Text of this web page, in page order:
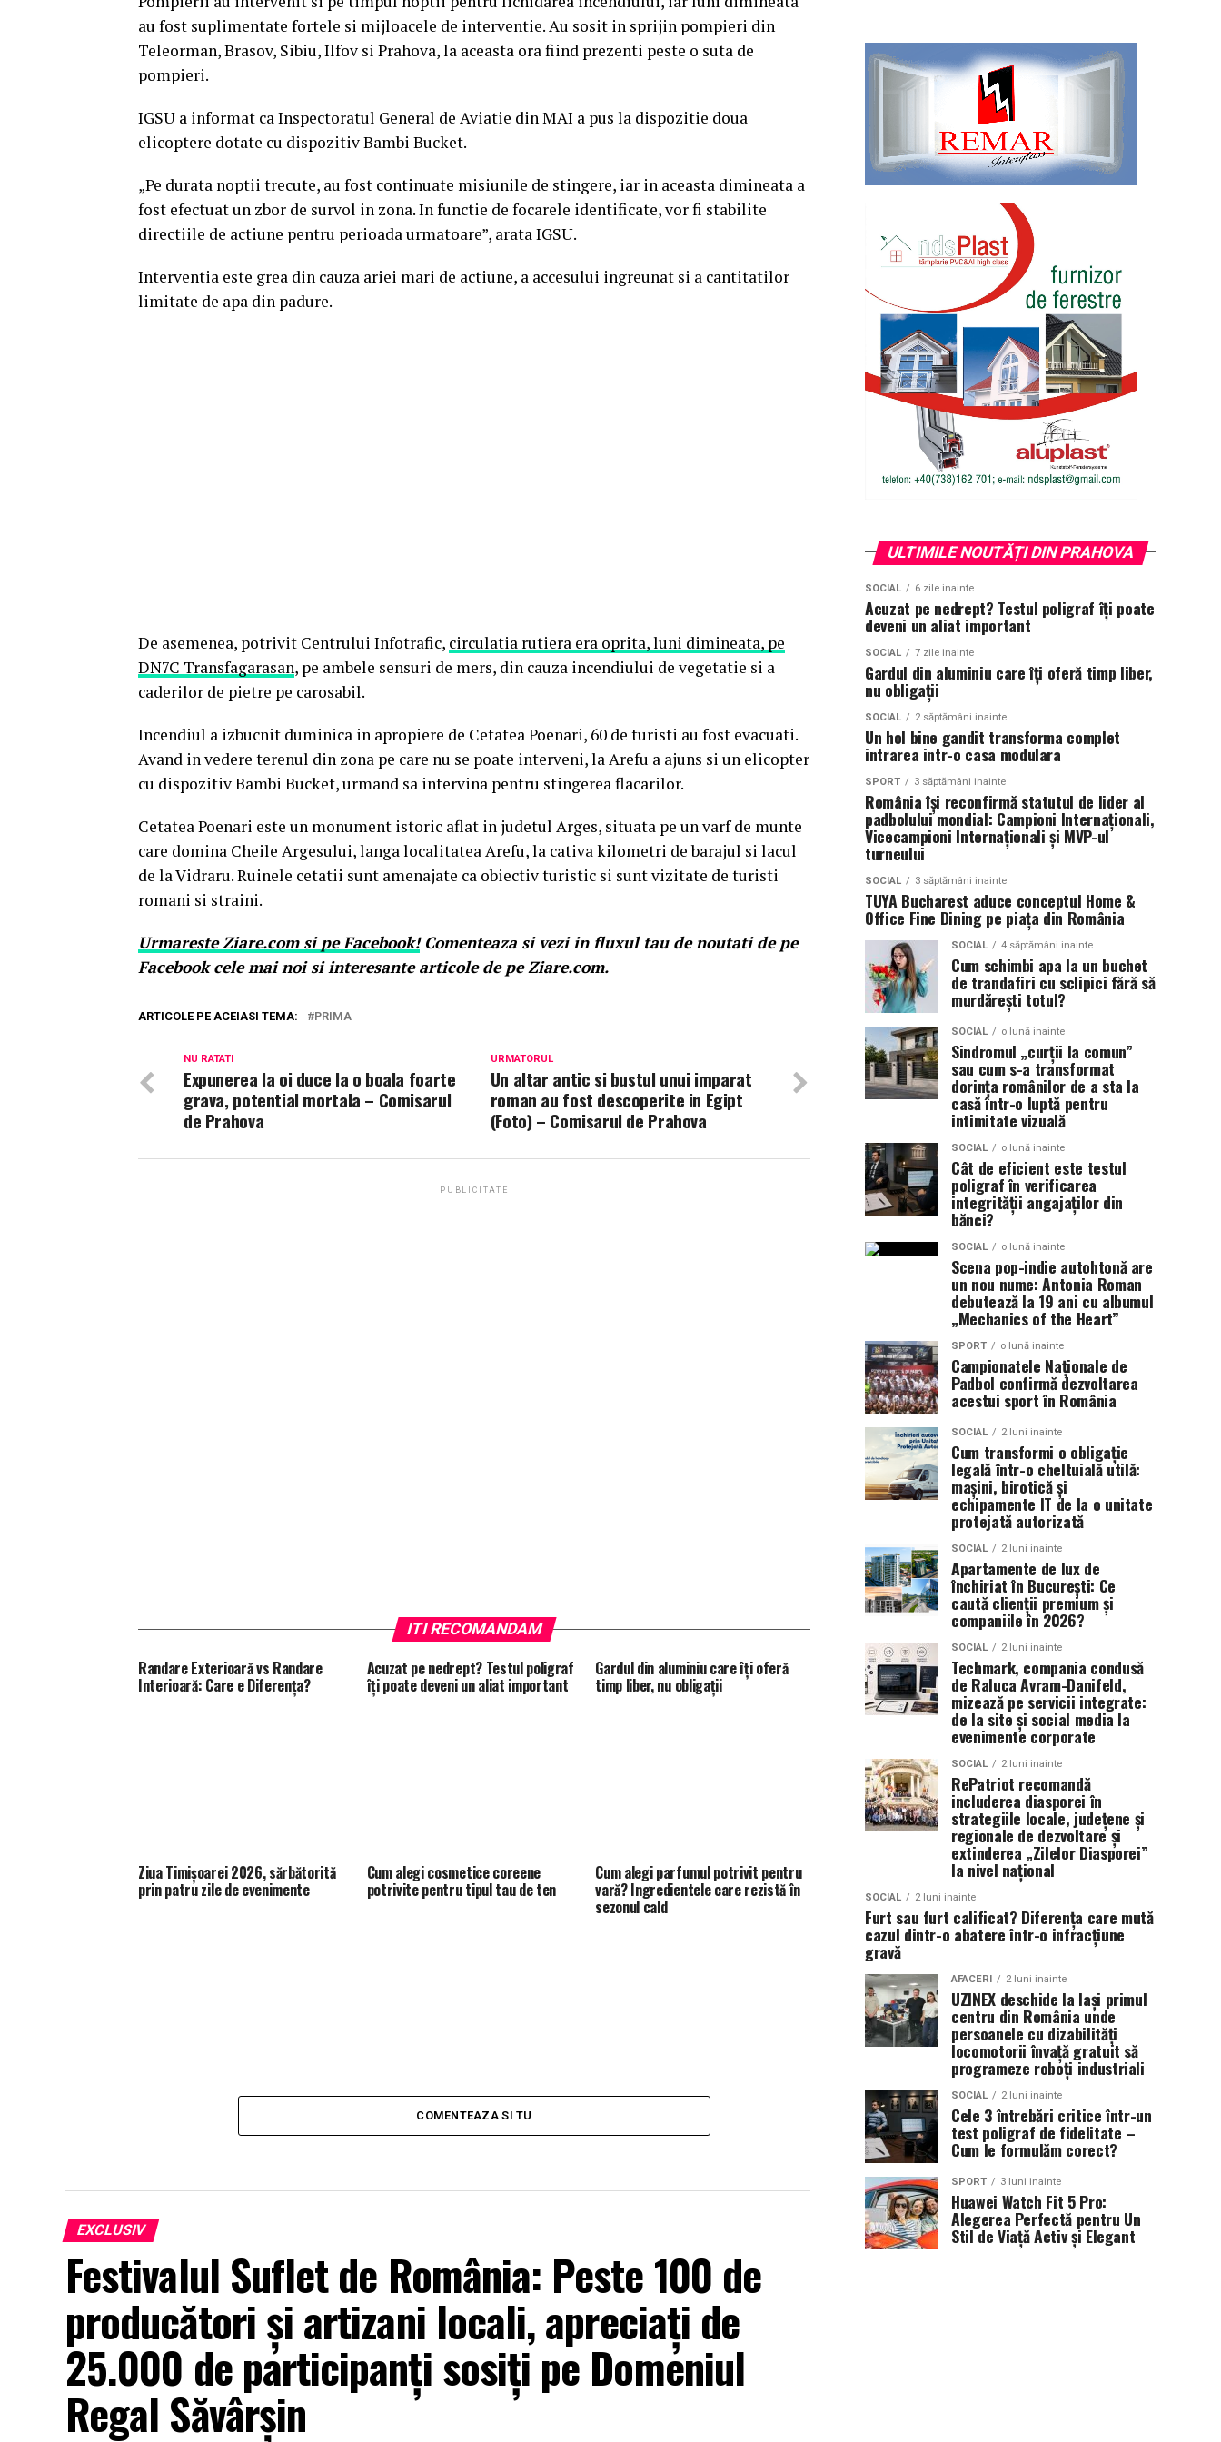
au fost suplimentate fortele si mijloacele de interventie. Au sosit in sprijin pompieri din
Teleorman, Brasov, Sibiu, Ilfov si Prahova, la aceasta ora fiind prezenti peste o suta de
pompieri.
IGSU a informat ca Inspectoratul General de Aviatie din MAI a pus la dispozitie doua
elicoptere dotate cu dispozitiv Bambi Bucket.
„Pe durata noptii trecute, au fost continuate misiunile de stingere, iar in aceasta dimineata a
fost efectuat un zbor de survol in zona. In functie de focarele identificate, vor fi stabilite
directiile de actiune pentru perioada urmatoare”, arata IGSU.
Interventia este grea din cauza ariei mari de actiune, a accesului ingreunat si a cantitatilor
limitate de apa din padure.
De asemenea, potrivit Centrului Infotrafic, circulatia rutiera era oprita, luni dimineata, pe
DN7C Transfagarasan, pe ambele sensuri de mers, din cauza incendiului de vegetatie si a
caderilor de pietre pe carosabil.
Incendiul a izbucnit duminica in apropiere de Cetatea Poenari, 60 de turisti au fost evacuati.
Avand in vedere terenul din zona pe care nu se poate interveni, la Arefu a ajuns si un elicopter
cu dispozitiv Bambi Bucket, urmand sa intervina pentru stingerea flacarilor.
Cetatea Poenari este un monument istoric aflat in judetul Arges, situata pe un varf de munte
care domina Cheile Argesului, langa localitatea Arefu, la cativa kilometri de barajul si lacul
de la Vidraru. Ruinele cetatii sunt amenajate ca obiectiv turistic si sunt vizitate de turisti
romani si straini.
UrmaresteZiare.comsi pe Facebook!Comenteaza si vezi in fluxul tau de noutati de pe
Facebook cele mai noi si interesante articole de pe Ziare.com.
ARTICOLE PE ACEIASI TEMA: PRIMA
URMATORUL
Un altar antic si bustul unui imparat
roman au fost descoperite in Egipt
(Foto) – Comisarul de Prahova
NU RATATI
Expunerea la oi duce la o boala foarte
grava, potential mortala – Comisarul
de Prahova
PUBLICITATE
ITI RECOMANDAM
Randare Exterioară vs Randare
Interioară: Care e Diferența?
Acuzat pe nedrept? Testul poligraf
îţi poate deveni un aliat important
Gardul din aluminiu care îți oferă
timp liber, nu obligații
Ziua Timișoarei 2026, sărbătorită
prin patru zile de evenimente
Cum alegi cosmetice coreene
potrivite pentru tipul tau de ten
Cum alegi parfumul potrivit pentru
vară? Ingredientele care rezistă în
sezonul cald
COMENTEAZA SI TU
EXCLUSIV
Festivalul Suflet de România: Peste 100 de
producători și artizani locali, apreciați de
25.000 de participanți sosiți pe Domeniul
Regal Săvârșin
ULTIMILE NOUTĂȚI DIN PRAHOVA
SOCIAL 6 zile inainte
Acuzat pe nedrept? Testul poligraf îţi poate
deveni un aliat important
SOCIAL 7 zile inainte
Gardul din aluminiu care îți oferă timp liber,
nu obligații
SOCIAL 2 săptămâni inainte
Un hol bine gandit transforma complet
intrarea intr-o casa modulara
SPORT 3 săptămâni inainte
România își reconfirmă statutul de lider al
padbolului mondial: Campioni Internaționali,
Vicecampioni Internaționali și MVP-ul
turneului
SOCIAL 3 săptămâni inainte
TUYA Bucharest aduce conceptul Home &
Office Fine Dining pe piața din România
SOCIAL 4 săptămâni inainte
Cum schimbi apa la un buchet
de trandafiri cu sclipici fără să
murdărești totul?
SOCIAL o lună inainte
Sindromul „curții la comun”
sau cum s-a transformat
dorința românilor de a sta la
casă într-o luptă pentru
intimitate vizuală
SOCIAL o lună inainte
Cât de eficient este testul
poligraf în verificarea
integrității angajaților din
bănci?
SOCIAL o lună inainte
Scena pop-indie autohtonă are
un nou nume: Antonia Roman
debutează la 19 ani cu albumul
„Mechanics of the Heart”
SPORT o lună inainte
Campionatele Naționale de
Padbol confirmă dezvoltarea
acestui sport în România
SOCIAL 2 luni inainte
Cum transformi o obligație
legală într-o cheltuială utilă:
mașini, birotică și
echipamente IT de la o unitate
protejată autorizată
SOCIAL 2 luni inainte
Apartamente de lux de
închiriat în București: Ce
caută clienții premium și
companiile în 2026?
SOCIAL 2 luni inainte
Techmark, compania condusă
de Raluca Avram-Danifeld,
mizează pe servicii integrate:
de la site și social media la
evenimente corporate
SOCIAL 2 luni inainte
RePatriot recomandă
includerea diasporei în
strategiile locale, județene și
regionale de dezvoltare și
extinderea „Zilelor Diasporei”
la nivel național
SOCIAL 2 luni inainte
Furt sau furt calificat? Diferența care mută
cazul dintr-o abatere într-o infracțiune
gravă
AFACERI 2 luni inainte
UZINEX deschide la Iași primul
centru din România unde
persoanele cu dizabilități
locomotorii învață gratuit să
programeze roboți industriali
SOCIAL 2 luni inainte
Cele 3 întrebări critice într-un
test poligraf de fidelitate –
Cum le formulăm corect?
SPORT 3 luni inainte
Huawei Watch Fit 5 Pro:
Alegerea Perfectă pentru Un
Stil de Viață Activ și Elegant